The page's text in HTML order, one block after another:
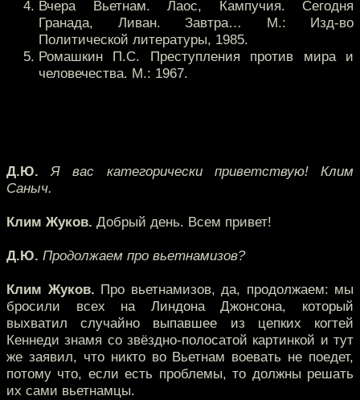
Вчера Вьетнам. Лаос, Кампучия. Сегодня
Гранада, Ливан. Завтра… М.: Изд-во
Политической литературы, 1985.
Ромашкин П.С. Преступления против мира и
человечества. М.: 1967.
Д.Ю. Я вас категорически приветствую! Клим
Саныч.
Клим Жуков. Добрый день. Всем привет!
Д.Ю. Продолжаем про вьетнамизов?
Клим Жуков. Про вьетнамизов, да, продолжаем: мы
бросили всех на Линдона Джонсона, который
выхватил случайно выпавшее из цепких когтей
Кеннеди знамя со звёздно-полосатой картинкой и тут
же заявил, что никто во Вьетнам воевать не поедет,
потому что, если есть проблемы, то должны решать
их сами вьетнамцы.